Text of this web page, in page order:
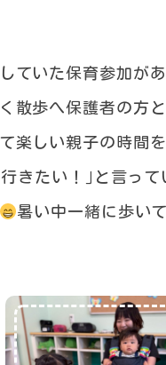
ていた保育参加が
散歩へ保護者の方
楽しい親子の時間
きたい！｣と言っ
暑い中一緒に歩い